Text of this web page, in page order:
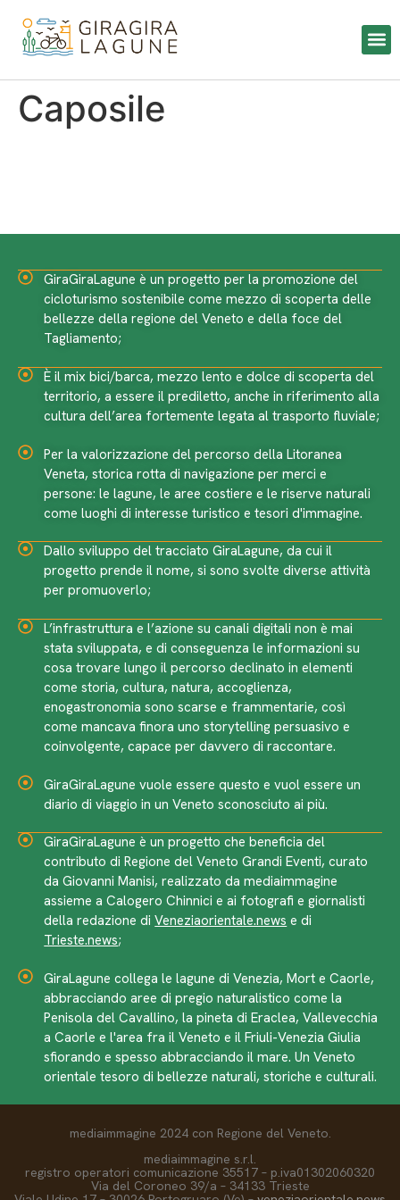
Caposile
GiraGiraLagune è un progetto per la promozione del
cicloturismo sostenibile come mezzo di scoperta delle
bellezze della regione del Veneto e della foce del
Tagliamento;
È il mix bici/barca, mezzo lento e dolce di scoperta del
territorio, a essere il prediletto, anche in riferimento alla
cultura dell’area fortemente legata al trasporto fluviale;
Per la valorizzazione del percorso della Litoranea
Veneta, storica rotta di navigazione per merci e
persone: le lagune, le aree costiere e le riserve naturali
come luoghi di interesse turistico e tesori d'immagine.
Dallo sviluppo del tracciato GiraLagune, da cui il
progetto prende il nome, si sono svolte diverse attività
per promuoverlo;
L’infrastruttura e l’azione su canali digitali non è mai
stata sviluppata, e di conseguenza le informazioni su
cosa trovare lungo il percorso declinato in elementi
come storia, cultura, natura, accoglienza,
enogastronomia sono scarse e frammentarie, così
come mancava finora uno storytelling persuasivo e
coinvolgente, capace per davvero di raccontare.
GiraGiraLagune vuole essere questo e vuol essere un
diario di viaggio in un Veneto sconosciuto ai più.
GiraGiraLagune è un progetto che beneficia del
contributo di Regione del Veneto Grandi Eventi, curato
da Giovanni Manisi, realizzato da mediaimmagine
assieme a Calogero Chinnici e ai fotografi e giornalisti
della redazione diVeneziaorientale.news e di
Trieste.news;
GiraLagune collega le lagune di Venezia, Mort e Caorle,
abbracciando aree di pregio naturalistico come la
Penisola del Cavallino, la pineta di Eraclea, Vallevecchia
a Caorle e l'area fra il Veneto e il Friuli-Venezia Giulia
sfiorando e spesso abbracciando il mare. Un Veneto
orientale tesoro di bellezze naturali, storiche e culturali.
mediaimmagine 2024 con Regione del Veneto.
mediaimmagine s.r.l.
registro operatori comunicazione 35517 – p.iva01302060320
Via del Coroneo 39/a – 34133 Trieste